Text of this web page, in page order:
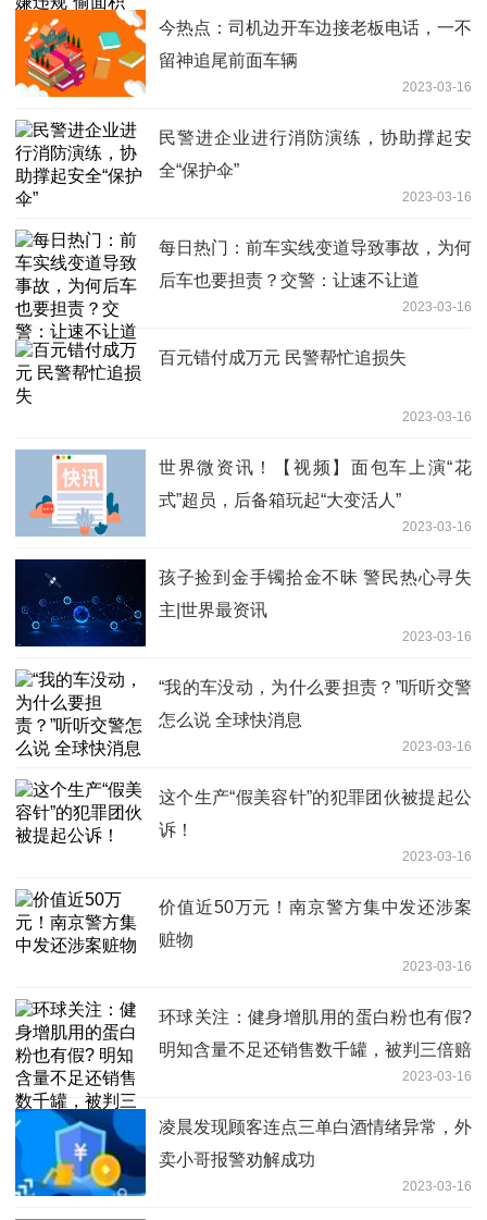
今热点：司机边开车边接老板电话，一不
留神追尾前面车辆
2023-03-16
民警进企业进行消防演练，协助撑起安
全“保护伞”
2023-03-16
每日热门：前车实线变道导致事故，为何
后车也要担责？交警：让速不让道
2023-03-16
百元错付成万元 民警帮忙追损失
2023-03-16
世界微资讯！【视频】面包车上演“花
式”超员，后备箱玩起“大变活人”
2023-03-16
孩子捡到金手镯拾金不昧 警民热心寻失
主|世界最资讯
2023-03-16
“我的车没动，为什么要担责？”听听交警
怎么说 全球快消息
2023-03-16
这个生产“假美容针”的犯罪团伙被提起公
诉！
2023-03-16
价值近50万元！南京警方集中发还涉案
赃物
2023-03-16
环球关注：健身增肌用的蛋白粉也有假?
明知含量不足还销售数千罐，被判三倍赔
2023-03-16
凌晨发现顾客连点三单白酒情绪异常，外
卖小哥报警劝解成功
2023-03-16